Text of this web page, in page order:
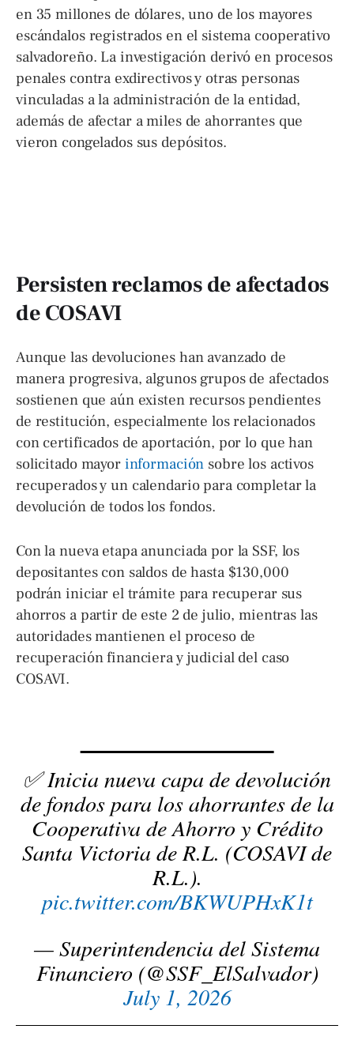
en 35 millones de dólares, uno de los mayores
escándalos registrados en el sistema cooperativo
salvadoreño. La investigación derivó en procesos
penales contra exdirectivos y otras personas
vinculadas a la administración de la entidad,
además de afectar a miles de ahorrantes que
vieron congelados sus depósitos.
Persisten reclamos de afectados
de COSAVI
Aunque las devoluciones han avanzado de
manera progresiva, algunos grupos de afectados
sostienen que aún existen recursos pendientes
de restitución, especialmente los relacionados
con certificados de aportación, por lo que han
solicitado mayor información sobre los activos
recuperados y un calendario para completar la
devolución de todos los fondos.
Con la nueva etapa anunciada por la SSF, los
depositantes con saldos de hasta $130,000
podrán iniciar el trámite para recuperar sus
ahorros a partir de este 2 de julio, mientras las
autoridades mantienen el proceso de
recuperación financiera y judicial del caso
COSAVI.
✅ Inicia nueva capa de devolución
de fondos para los ahorrantes de la
Cooperativa de Ahorro y Crédito
Santa Victoria de R.L. (COSAVI de
R.L.).
pic.twitter.com/BKWUPHxK1t
— Superintendencia del Sistema
Financiero (@SSF_ElSalvador)
July 1, 2026